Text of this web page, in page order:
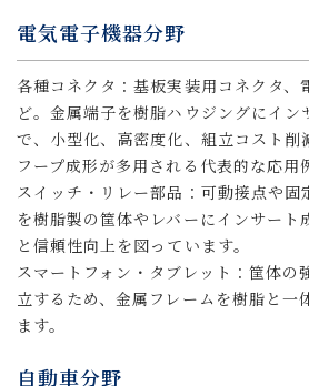
電気電子機器分野
各種コネクタ：基板実装用コネクタ、
ど。金属端子を樹脂ハウジングにイン
で、小型化、高密度化、組立コスト削
フープ成形が多用される代表的な応用
スイッチ・リレー部品：可動接点や固
を樹脂製の筐体やレバーにインサート
と信頼性向上を図っています。
スマートフォン・タブレット：筐体の
立するため、金属フレームを樹脂と一
ます。
自動車分野